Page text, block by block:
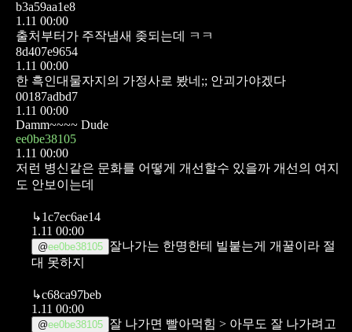
b3a59aa1e8
1.11 00:00
출처부터가 주작냄새 좆되는데 ㅋㅋ
8d407e9654
1.11 00:00
한 흑인대물자지의 가정사로 봤네;; 안괴가야겠다
00187adbd7
1.11 00:00
Damm~~~~ Dude
ee0be38105
1.11 00:00
저런 병신같은 문화를 어떻게 개선할수 있을까 개선의 여지
도 안보이는데
↳1c7ec6ae14
1.11 00:00
@ee0be38105 잘나가는 한명한테 빌붙는게 개꿀이라 절
대 못하지
↳c68ca97beb
1.11 00:00
@ee0be38105 잘 나가면 빨아먹힘 > 아무도 잘 나가려고